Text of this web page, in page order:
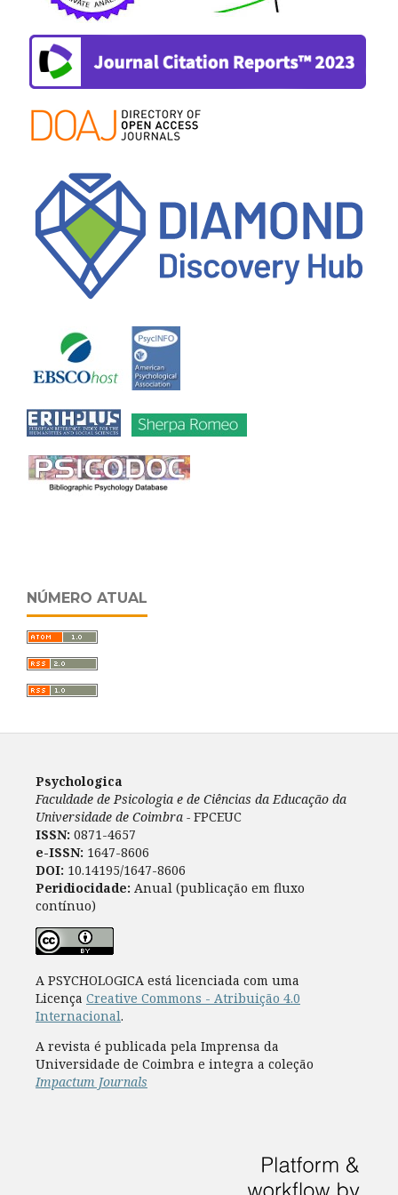
NÚMERO ATUAL
Psychologica
Faculdade de Psicologia e de Ciências da Educação da
Universidade de Coimbra - FPCEUC
ISSN: 0871-4657
e-ISSN: 1647-8606
DOI: 10.14195/1647-8606
Peridiocidade: Anual (publicação em fluxo
contínuo)
A PSYCHOLOGICA está licenciada com uma
Licença Creative Commons - Atribuição 4.0
Internacional.
A revista é publicada pela Imprensa da
Universidade de Coimbra e integra a coleção
Impactum Journals